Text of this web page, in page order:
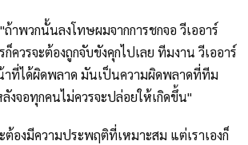
ถ้าพวกนั้นลงโทษผมจากการชกจอ วีเออาร์
ก็ควรจะต้องถูกจับขังคุกไปเลย ทีมงาน วีเออาร์
าที่ได้ผิดพลาด มันเป็นความผิดพลาดที่ทีม
งจอทุกคนไม่ควรจะปล่อยให้เกิดขึ้น"
ะต้องมีความประพฤติที่เหมาะสม แต่เราเองก็